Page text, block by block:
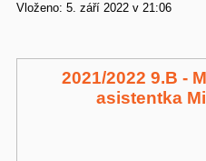
Vloženo: 5. září 2022 v 21:06
2021/2022 9.B -
asistentka